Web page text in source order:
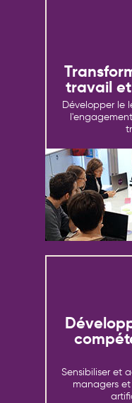
travail
Développer le
Sensibiliser et
managers